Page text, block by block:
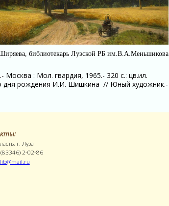
библиотекарь Лузской РБ им.В.А.Меньшикова
Москва : Мол. гвардия, 1965.- 320 с.: цв.ил.
дня рождения И.И. Шишкина // Юный художник.-
г. Луза
(83346) 2-02-86